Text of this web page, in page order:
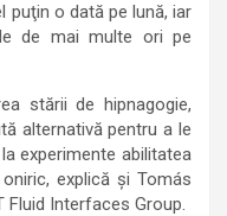
puţin o dată pe lună, iar
de mai multe ori pe
stării de hipnagogie,
alternativă pentru a le
experimente abilitatea
explică şi Tomás
Interfaces Group.